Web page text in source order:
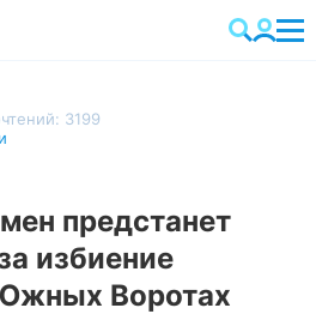
3199
предстанет
избиение
Воротах